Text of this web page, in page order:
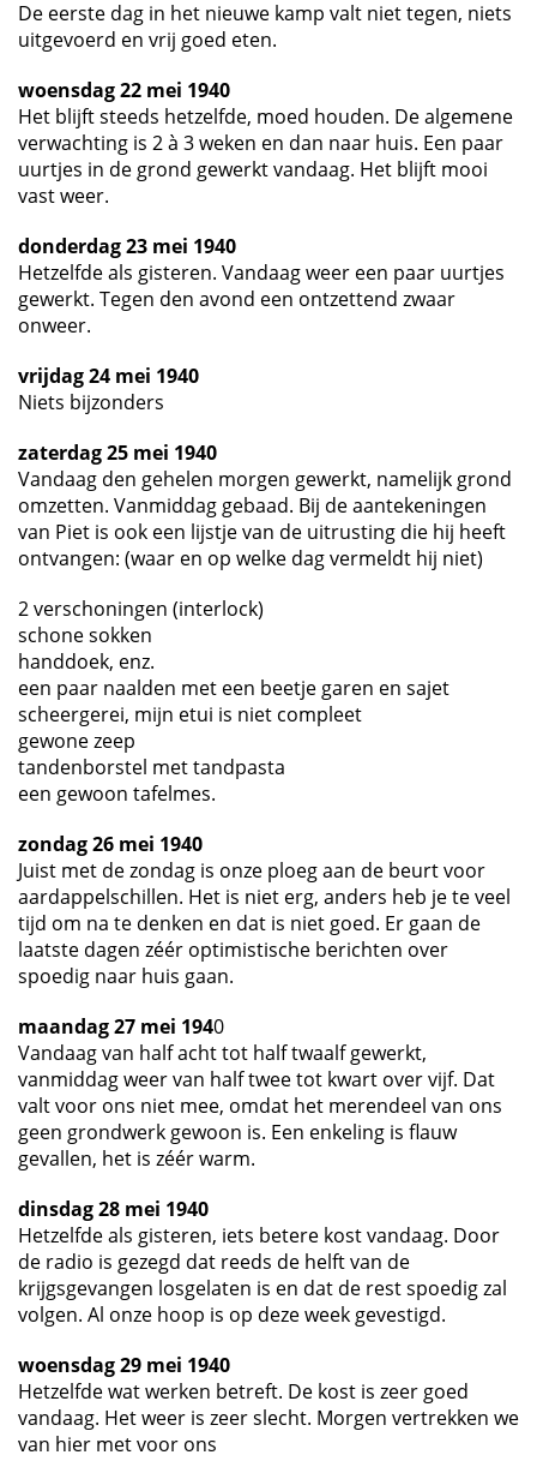
De eerste dag in het nieuwe kamp valt niet tegen, niets
uitgevoerd en vrij goed eten.
woensdag 22 mei 1940
Het blijft steeds hetzelfde, moed houden. De algemene
verwachting is 2 à 3 weken en dan naar huis. Een paar
uurtjes in de grond gewerkt vandaag. Het blijft mooi
vast weer.
donderdag 23 mei 1940
Hetzelfde als gisteren. Vandaag weer een paar uurtjes
gewerkt. Tegen den avond een ontzettend zwaar
onweer.
vrijdag 24 mei 1940
Niets bijzonders
zaterdag 25 mei 1940
Vandaag den gehelen morgen gewerkt, namelijk grond
omzetten. Vanmiddag gebaad. Bij de aantekeningen
van Piet is ook een lijstje van de uitrusting die hij heeft
ontvangen: (waar en op welke dag vermeldt hij niet)
2 verschoningen (interlock)
schone sokken
handdoek, enz.
een paar naalden met een beetje garen en sajet
scheergerei, mijn etui is niet compleet
gewone zeep
tandenborstel met tandpasta
een gewoon tafelmes.
zondag 26 mei 1940
Juist met de zondag is onze ploeg aan de beurt voor
aardappelschillen. Het is niet erg, anders heb je te veel
tijd om na te denken en dat is niet goed. Er gaan de
laatste dagen zéér optimistische berichten over
spoedig naar huis gaan.
maandag 27 mei 1940
Vandaag van half acht tot half twaalf gewerkt,
vanmiddag weer van half twee tot kwart over vijf. Dat
valt voor ons niet mee, omdat het merendeel van ons
geen grondwerk gewoon is. Een enkeling is flauw
gevallen, het is zéér warm.
dinsdag 28 mei 1940
Hetzelfde als gisteren, iets betere kost vandaag. Door
de radio is gezegd dat reeds de helft van de
krijgsgevangen losgelaten is en dat de rest spoedig zal
volgen. Al onze hoop is op deze week gevestigd.
woensdag 29 mei 1940
Hetzelfde wat werken betreft. De kost is zeer goed
vandaag. Het weer is zeer slecht. Morgen vertrekken we
van hier met voor ons